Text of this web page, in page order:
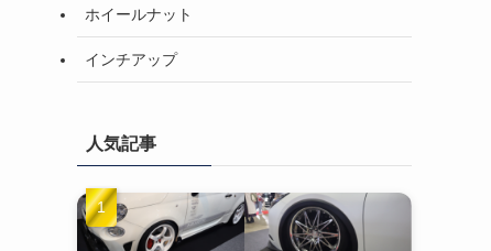
ホイールナット
インチアップ
人気記事